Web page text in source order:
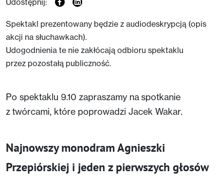
Spektakl prezentowany będzie z audiodeskrypcją (opis
akcji na słuchawkach).
Udogodnienia te nie zakłócają odbioru spektaklu
przez pozostałą publiczność.
Po spektaklu 9.10 zapraszamy na spotkanie
z twórcami, które poprowadzi Jacek Wakar.
Najnowszy monodram Agnieszki
Przepiórskiej i jeden z pierwszych głosów